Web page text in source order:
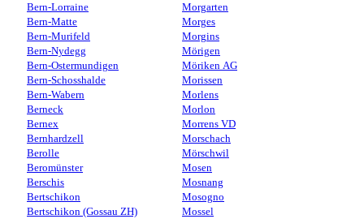
Bern-Lorraine
Bern-Matte
Bern-Murifeld
Bern-Nydegg
Bern-Ostermundigen
Bern-Schosshalde
Bern-Wabern
Berneck
Bernex
Bernhardzell
Berolle
Beromünster
Berschis
Bertschikon
Bertschikon (Gossau ZH)
Morgarten
Morges
Morgins
Mörigen
Möriken AG
Morissen
Morlens
Morlon
Morrens VD
Morschach
Mörschwil
Mosen
Mosnang
Mosogno
Mossel